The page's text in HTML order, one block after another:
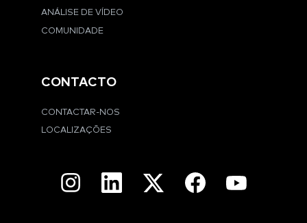
ANÁLISE DE VÍDEO
COMUNIDADE
CONTACTO
CONTACTAR-NOS
LOCALIZAÇÕES